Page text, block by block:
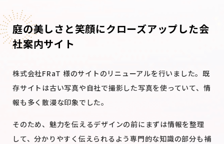
庭の美しさと笑顔にクローズアップした会
社案内サイト
株式会社FRaT 様のサイトのリニューアルを行いました。既
存サイトは古い写真や自社で撮影した写真を使っていて、情
報も多く散漫な印象でした。
そのため、魅力を伝えるデザインの前にまずは情報を整理
して、分かりやすく伝えられるよう専門的な知識の部分も補